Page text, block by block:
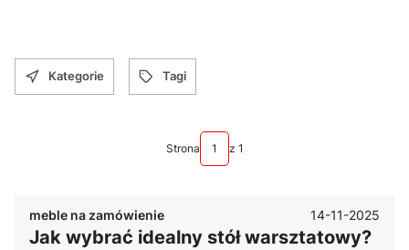
Kategorie Tagi
Strona z 1
meble na zamówienie 14-11-2025
Jak wybrać idealny stół warsztatowy?